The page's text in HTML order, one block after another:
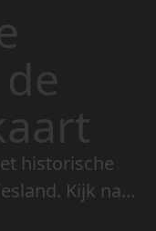
historische
Kijk naar